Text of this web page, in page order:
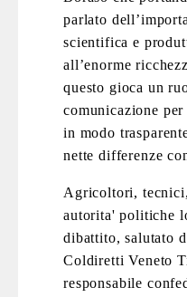
parlato
scientifica e
all’enorme
questo gioca un
comunicazione
in modo
nette differenze
Agricoltori,
autorita' politiche
dibattito, salutato
Coldiretti Veneto
responsabile